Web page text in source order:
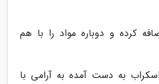
کرده و دوباره مواد را با هم
به دست آمده به آرامی با